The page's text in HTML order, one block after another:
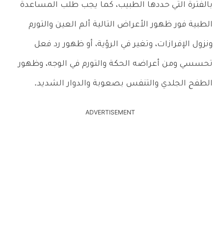
بالفترة التي حددها الطبيب، كما يجب طلب المساعدة
الطبية فور ظهور الأعراض التالية ألم العين والتورم
ونزول الإفرازات، وتغير في الرؤية، أو ظهور رد فعل
تحسسي ومن أعراضه الحكة والتورم في الوجه، وظهور
الطفح الجلدي والتنفس بصعوبة والدوار الشديد.
ADVERTISEMENT